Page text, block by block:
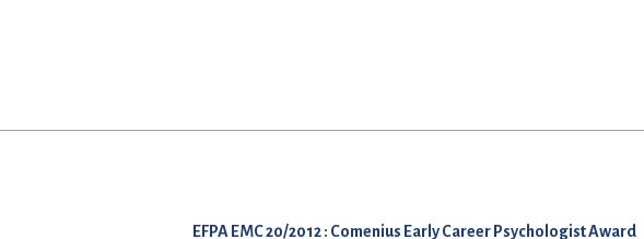
Προηγούμενο άρθρο:
EFPA EMC 20/2012 : Comenius Early Career Psychologist Award